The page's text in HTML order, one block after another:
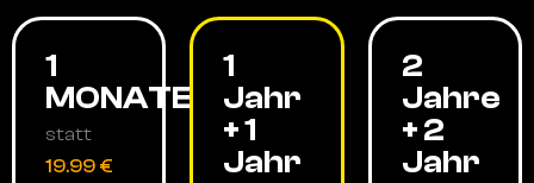
1
MONATE
statt
19.99 €
1
Jahr
+ 1
Jahr
2
Jahre
+ 2
Jahr